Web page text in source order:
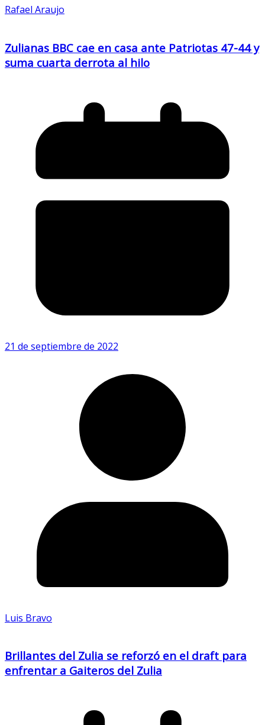
Rafael Araujo
Zulianas BBC cae en casa ante Patriotas 47-44 y
suma cuarta derrota al hilo
21 de septiembre de 2022
Luis Bravo
Brillantes del Zulia se reforzó en el draft para
enfrentar a Gaiteros del Zulia